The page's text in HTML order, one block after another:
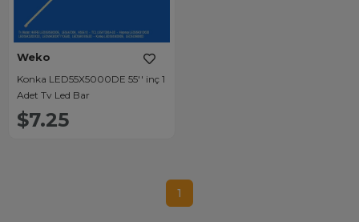
Weko
Konka LED55X5000DE 55'' inç 1
Adet Tv Led Bar
$7.25
1